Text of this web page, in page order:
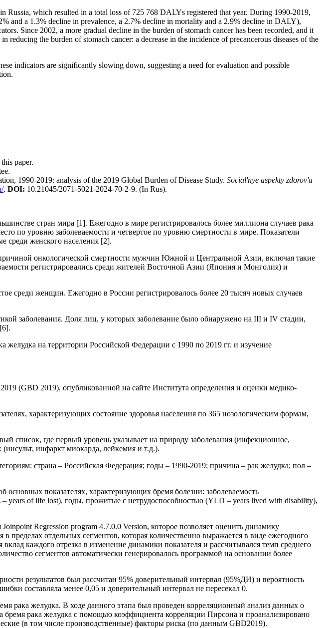
Russia, which resulted in a total loss of 725 768 DALYs registered that year. During 1990-2019,
and a 1.3% decline in prevalence, a 2.7% decline in mortality and a 2.9% decline in DALY),
Since 2002, a more gradual decline in the burden of stomach cancer has been recorded, and it
the burden of stomach cancer: a decrease in the incidence of precancerous diseases of the
indicators are significantly slowing down, suggesting a need for evaluation and possible
paper.
1990-2019: analysis of the 2019 Global Burden of Disease Study. Social'nye aspekty zdorov'a
. DOI: 10.21045/2071-5021-2024-70-2-9. (In Rus).
стран мира [1]. Ежегодно в мире регистрировалось более миллиона случаев рака
по уровню заболеваемости и четвертое по уровню смертности в мире. Показатели
среди женского населения [2].
онкологической смертности мужчин Южной и Центральной Азии, включая такие
регистрировались среди жителей Восточной Азии (Япония и Монголия) и
среди женщин. Ежегодно в России регистрировалось более 20 тысяч новых случаев
заболевания. Доля лиц, у которых заболевание было обнаружено на III и IV стадии,
желудка на территории Российской Федерации с 1990 по 2019 гг. и изучение
(GBD 2019), опубликованной на сайте Института определения и оценки медико-
характеризующих состояние здоровья населения по 365 нозологическим формам,
список, где первый уровень указывает на природу заболевания (инфекционное,
инфаркт миокарда, лейкемия и т.д.).
страна – Российская Федерация; годы – 1990-2019; причина – рак желудка; пол –
показателях, характеризующих бремя болезни: заболеваемость
years of life lost), годы, прожитые с нетрудоспособностью (YLD – years lived with disability),
Regression program 4.7.0.0 Version, которое позволяет оценить динамику
отдельных сегментов, которая количественно выражается в виде ежегодного
каждого отрезка в изменение динамики показателя и рассчитывался темп среднего
сегментов автоматически генерировалось программой на основании более
результатов был рассчитан 95% доверительный интервал (95%ДИ) и вероятность
составляла менее 0,05 и доверительный интервал не пересекал 0.
рака желудка. В ходе данного этапа был проведен корреляционный анализ данных о
рака желудка с помощью коэффициента корреляции Пирсона и проанализировано
(в том числе производственные) факторы риска (по данным GBD2019).